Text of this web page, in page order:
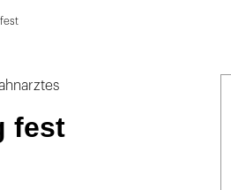
fest